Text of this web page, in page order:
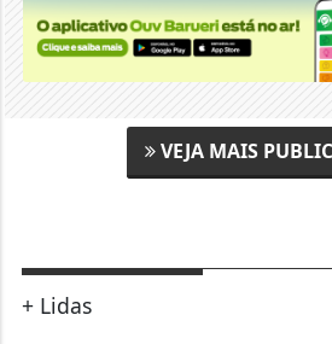
VEJA MAIS
+ Lidas